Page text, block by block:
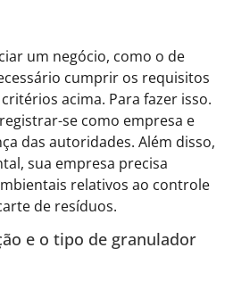
um negócio, como o de
cumprir os requisitos
acima. Para fazer isso.
se como empresa e
das autoridades. Além disso,
sua empresa precisa
relativos ao controle
de resíduos.
e o tipo de granulador